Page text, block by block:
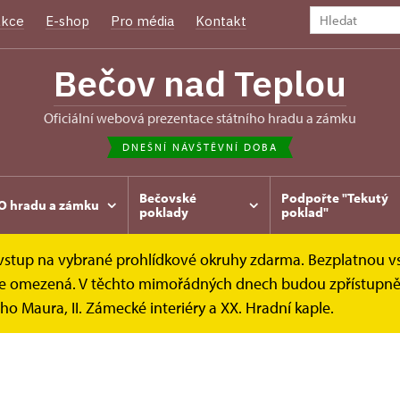
E-shop Pro média Kontakt
Bečov nad Teplou
oficiální webová prezentace státního hradu a zámku
DNEŠNÍ NÁVŠTĚVNÍ DOBA
hradu a zámku
Bečovské
poklady
Podpořte "Tekutý
poklad"
na vybrané prohlídkové okruhy zdarma. Bezplatnou
V těchto mimořádných dnech budou
Maura, II. Zámecké interiéry a XX. Hradní kaple.
ohlasy Fotogalerie